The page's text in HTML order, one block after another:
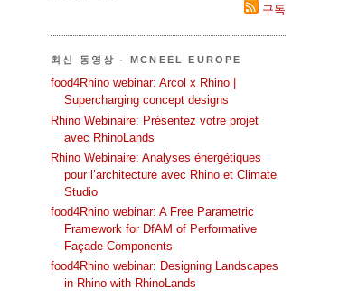
구독
최신 동영상 - MCNEEL EUROPE
food4Rhino webinar: Arcol x Rhino |
Supercharging concept designs
Rhino Webinaire: Présentez votre projet
avec RhinoLands
Rhino Webinaire: Analyses énergétiques
pour l’architecture avec Rhino et Climate
Studio
food4Rhino webinar: A Free Parametric
Framework for DfAM of Performative
Façade Components
food4Rhino webinar: Designing Landscapes
in Rhino with RhinoLands